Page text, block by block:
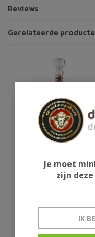
Reviews
Gerelateerde
Aura Teranino
€29,95
Je moet
zijn
IK